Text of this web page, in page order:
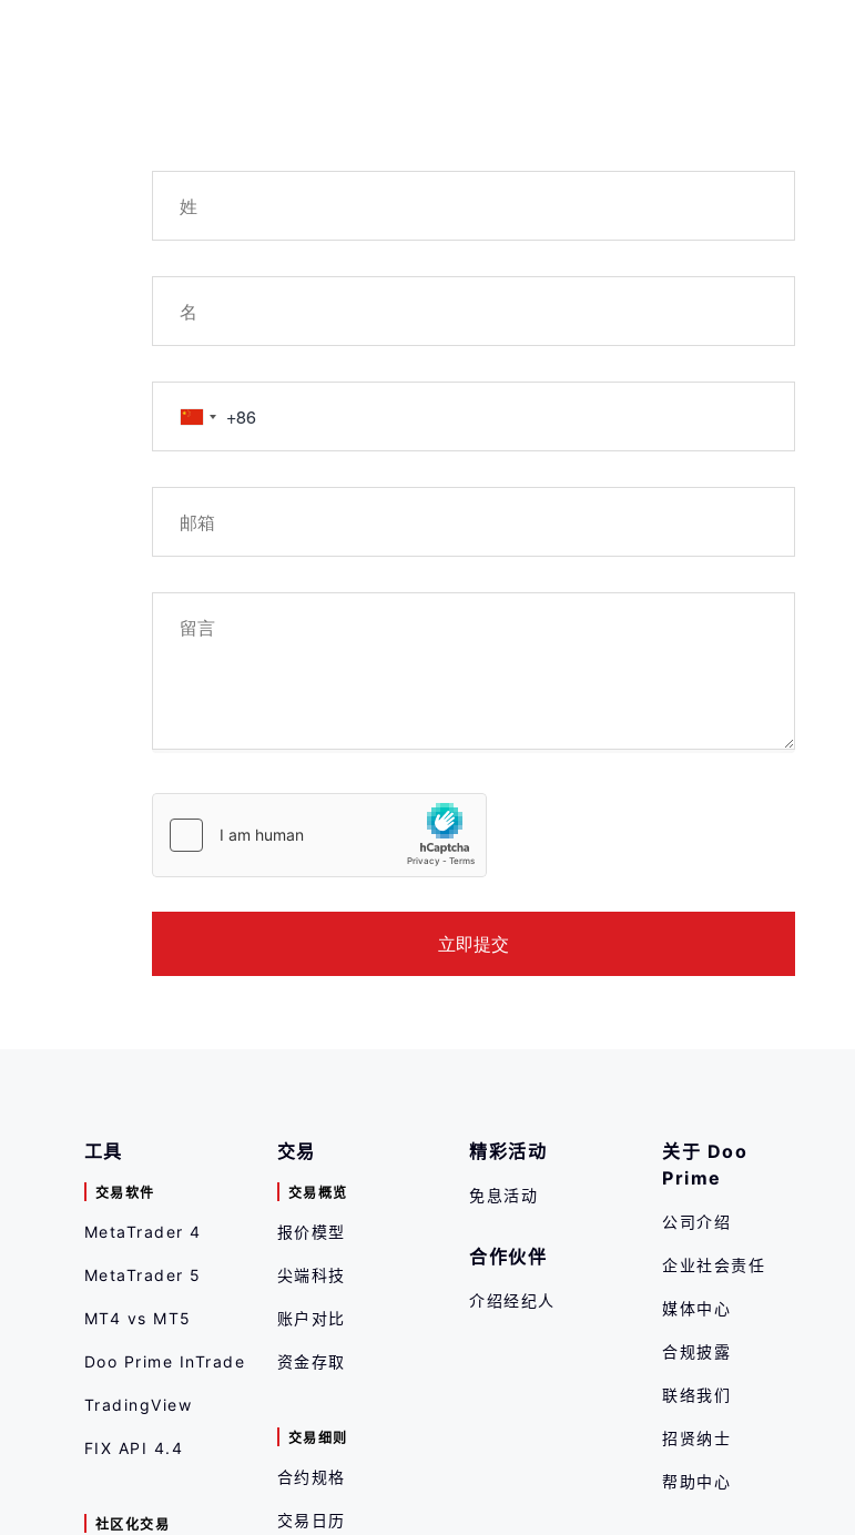
工具
交易软件
MetaTrader 4
MetaTrader 5
MT4 vs MT5
Doo Prime InTrade
TradingView
FIX API 4.4
社区化交易
交易
交易概览
报价模型
尖端科技
账户对比
资金存取
交易细则
合约规格
交易日历
精彩活动
免息活动
合作伙伴
介绍经纪人
关于 Doo
Prime
公司介绍
企业社会责任
媒体中心
合规披露
联络我们
招贤纳士
帮助中心